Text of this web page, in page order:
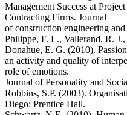
Management Success at
Contracting Firms. Journal
of construction engineering
Philippe, F. L., Vallerand, R.
Donahue, E. G. (2010).
an activity and quality of
role of emotions.
Journal of Personality and
Robbins, S.P. (2003).
Diego: Prentice Hall.